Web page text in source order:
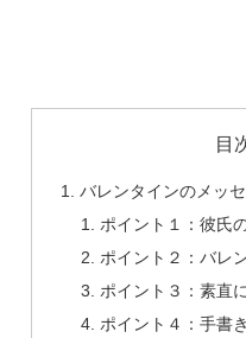
目
バレンタインのメッ
ポイント１：彼氏
ポイント２：バレ
ポイント３：素直
ポイント４：手書